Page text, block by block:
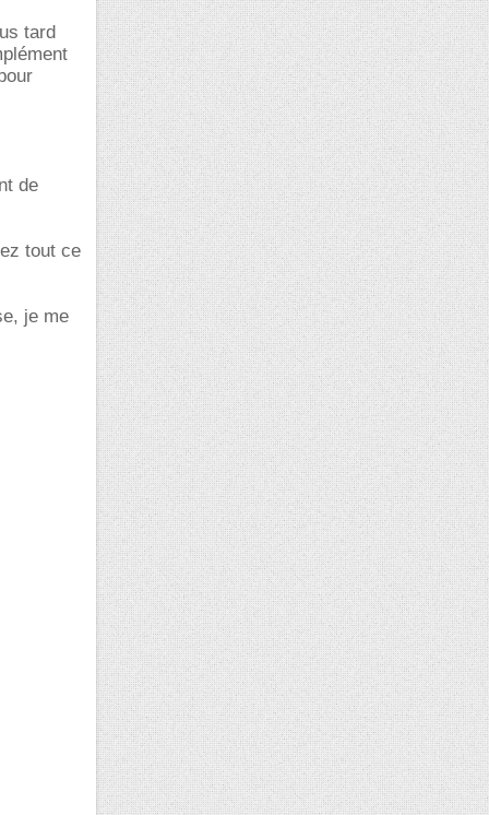
tard
de
tout ce
je me